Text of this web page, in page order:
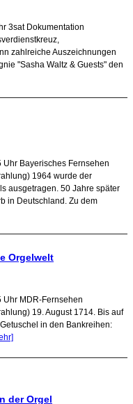
3sat Dokumentation
zahlreiche Auszeichnungen
"Sasha Waltz & Guests" den
Uhr Bayerisches Fernsehen
1964 wurde der
ausgetragen. 50 Jahre später
in Deutschland. Zu dem
Orgelwelt
Uhr MDR-Fernsehen
19. August 1714. Bis auf
in den Bankreihen:
der Orgel